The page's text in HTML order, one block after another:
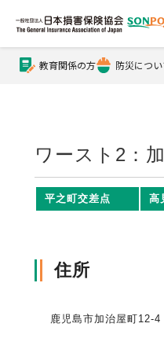
公式Xアカウント
損害保険とは？
損害保険とは？トップ
自賠責保険
協会の活動・概要
協会の活動・概要トップ
会員会社情報
教育関係の方 防災につ
ワースト2：
平之町交差点 高
住所
鹿児島市加治屋町12-4